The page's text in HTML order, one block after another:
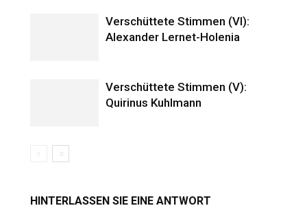
Verschüttete Stimmen (VI):
Alexander Lernet-Holenia
Verschüttete Stimmen (V):
Quirinus Kuhlmann
HINTERLASSEN SIE EINE ANTWORT